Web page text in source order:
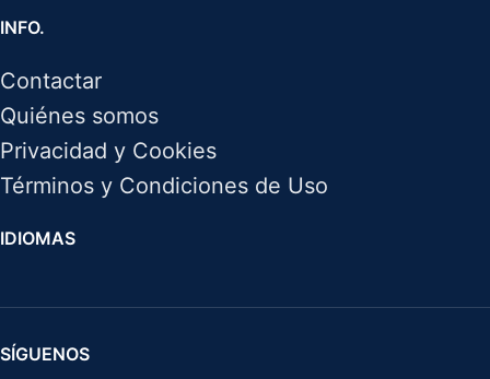
INFO.
Contactar
Quiénes somos
Privacidad y Cookies
Términos y Condiciones de Uso
IDIOMAS
SÍGUENOS